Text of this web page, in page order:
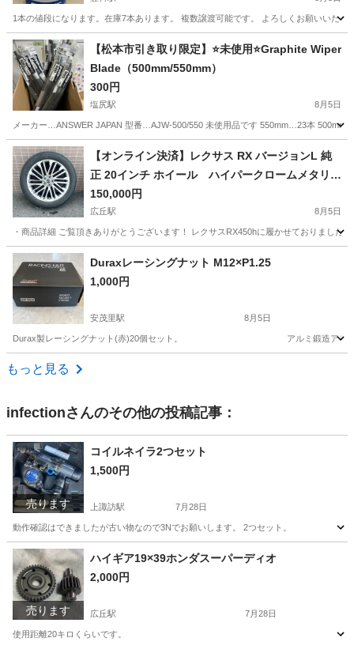
1本の値段になります。在庫7本あります。 複数譲渡可能です。 よろしくお願いいたし
長野 安曇野市 豊科駅 メンテナンス用品 ガス
【松本市引き取り限定】⭐未使用⭐Graphite Wiper
Blade（500mm/550mm）
300円
塩尻駅 8月5日
メーカー…ANSWER JAPAN 型番…AJW-500/550 未使用品です 550mm…23本
長野 東筑摩郡 塩尻駅 外装、車外用品
【オンライン決済】レクサス RX バージョンL 純
正 20インチ ホイール ハイパークロームメタリッ
ク塗装 4本セット【タイヤ：ブリヂストン DUELE
R H/L 33A】
150,000円
広丘駅 8月5日
・商品詳細 ご覧頂きありがとうございます！ レクサスRX450hに履かせておりまし
長野 塩尻市 タイヤ、ホイール
Duraxレーシングナット M12×P1.25
1,000円
安茂里駅 8月5日
Durax製レーシングナット(赤)20個セット。 アルミ鍛造アリマイト仕上げ
長野 長野市
もっと見る
infectionさんのその他の投稿記事：
売ります
コイルネイラ2つセット
1,500円
上諏訪駅 7月28日
動作確認はできましたが古い物なので3Nでお願いします。 2つセット。
長野 諏訪市 上諏訪駅 その他
売ります
ハイギア19×39ホンダスーパーディオ
2,000円
広丘駅 7月28日
使用距離20キロくらいです。